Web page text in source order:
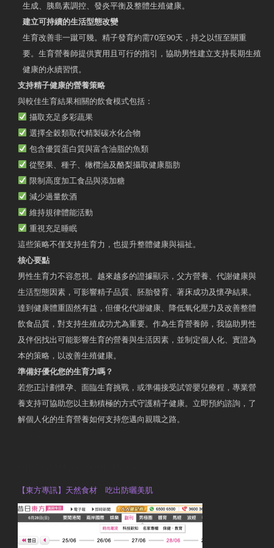
生成、胰島素調控、發炎平衡及整體生殖健康。
建立可持續的生活型態改變
生育改善非一蹴可幾。精子發育約需70至90天，持之以恆至關重
要。生育營養師提供實用且可行的指引，協助男性建立支持長期生殖
健康的永續習慣。
支持精子健康的營養策略
與較佳生育結果相關的飲食模式包括：
攝取充足多彩蔬果
選擇全穀類取代精製碳水化合物
包含優質蛋白質與富含油脂的魚類
從堅果、種子、橄欖油及酪梨攝取健康脂肪
限制高度加工食品與添加糖
減少過量飲酒
維持規律體能活動
重視充足睡眠
這些策略不僅支持生育力，也提升整體健康與福祉。
核心要點
男性生育力不容忽視。越來越多的證據顯示，父方營養、代謝健康與
生活型態因素，可影響精子品質、胚胎發育、著床成功及懷孕結果。
達到健康體重固然有益，但優化代謝健康、降低氧化壓力及改善整體
飲食品質，對支持生殖成功尤為重要。作為生育營養師，我協助男性
及伴侶找出可能影響生育的營養與生活因素，並制定個人化、實證為
本的策略，以改善生殖健康。
準備好優化您的生育力嗎？
若您正計劃懷孕、面臨生育挑戰，或準備接受試管嬰兒療程，專業營
養支持可協助您以主動積極的方式守護精子健康。立即預約諮詢，了
解個人化的生育營養如何支持您邁向親職之路。
【東方專訊】天然食材 吃出防曬美肌